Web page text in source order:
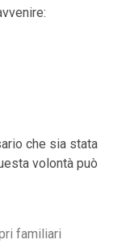
che sia stata
volontà può
familiari